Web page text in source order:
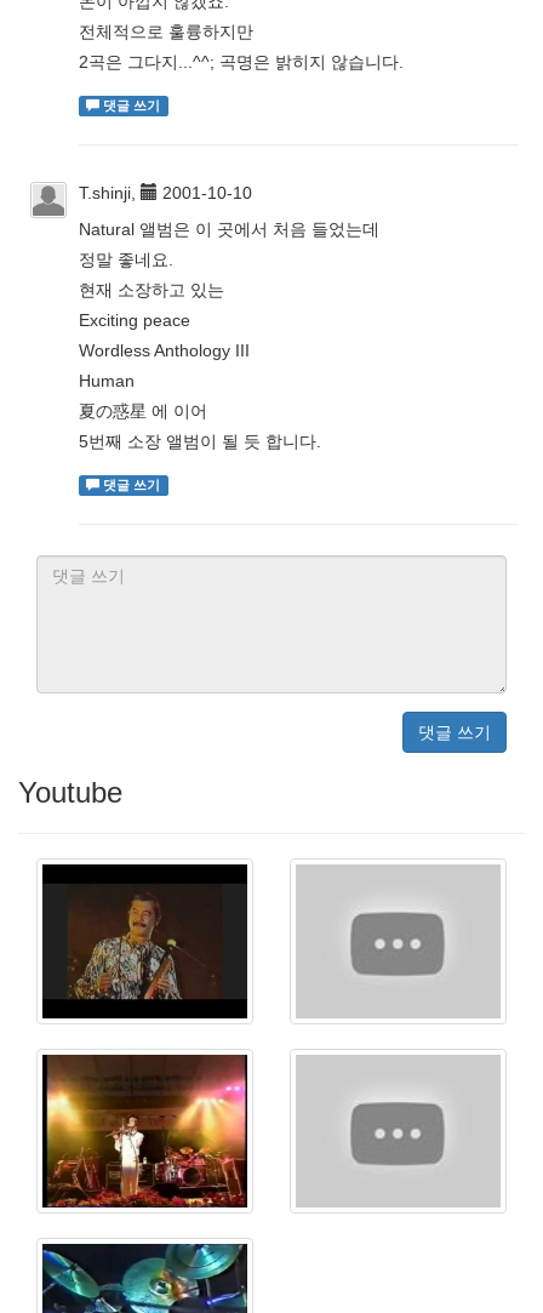
전체적으로 훌륭하지만
2곡은 그다지...^^; 곡명은 밝히지 않습니다.
댓글 쓰기
T.shinji,
2001-10-10
Natural 앨범은 이 곳에서 처음 들었는데
정말 좋네요.
현재 소장하고 있는
Exciting peace
Wordless Anthology III
Human
夏の惑星 에 이어
5번째 소장 앨범이 될 듯 합니다.
댓글 쓰기
댓글 쓰기
Youtube